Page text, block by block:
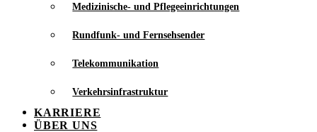
Medizinische- und Pflegeeinrichtungen
Rundfunk- und Fernsehsender
Telekommunikation
Verkehrsinfrastruktur
KARRIERE
ÜBER UNS